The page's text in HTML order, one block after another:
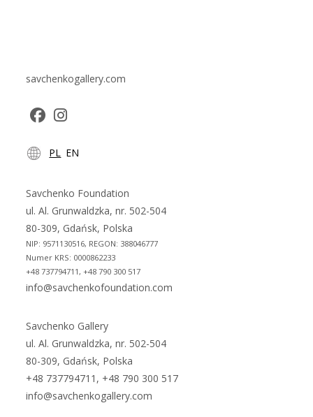
savchenkogallery.com
in
new
tab
in
new
tab
PL EN
Savchenko Foundation
ul. Al. Grunwaldzka, nr. 502-504
80-309, Gdańsk, Polska
NIP: 9571130516, REGON: 388046777
Numer KRS: 0000862233
+48 737794711, +48 790 300 517
info@savchenkofoundation.com
Savchenko Gallery
ul. Al. Grunwaldzka, nr. 502-504
80-309, Gdańsk, Polska
+48 737794711, +48 790 300 517
info@savchenkogallery.com